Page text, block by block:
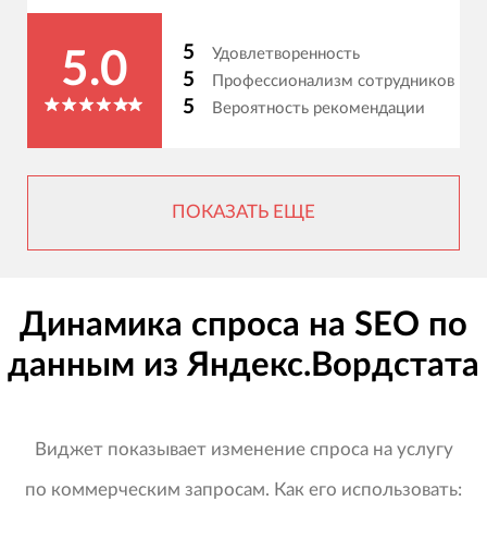
5.0 5 Удовлетворенность
5 Профессионализм сотрудников
5 Вероятность рекомендации
ПОКАЗАТЬ ЕЩЕ
Динамика спроса на SEO по
данным из Яндекс.Вордстата
Виджет показывает изменение спроса на услугу
по коммерческим запросам. Как его использовать: